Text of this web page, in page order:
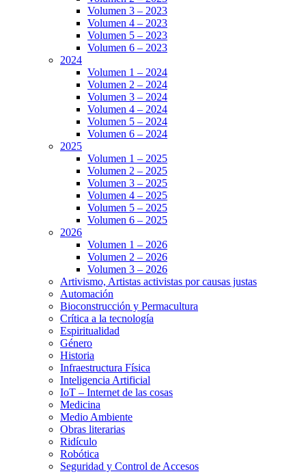
Volumen 3 – 2023
Volumen 4 – 2023
Volumen 5 – 2023
Volumen 6 – 2023
2024
Volumen 1 – 2024
Volumen 2 – 2024
Volumen 3 – 2024
Volumen 4 – 2024
Volumen 5 – 2024
Volumen 6 – 2024
2025
Volumen 1 – 2025
Volumen 2 – 2025
Volumen 3 – 2025
Volumen 4 – 2025
Volumen 5 – 2025
Volumen 6 – 2025
2026
Volumen 1 – 2026
Volumen 2 – 2026
Volumen 3 – 2026
Artivismo, Artistas activistas por causas justas
Automación
Bioconstrucción y Permacultura
Crítica a la tecnología
Espiritualidad
Género
Historia
Infraestructura Física
Inteligencia Artificial
IoT – Internet de las cosas
Medicina
Medio Ambiente
Obras literarias
Ridículo
Robótica
Seguridad y Control de Accesos